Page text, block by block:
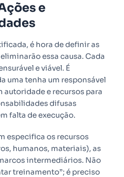
e
é hora de definir as
essa causa. Cada
e viável. É
uma tenha um responsável
autoridade e recursos para
difusas
falta de execução.
especifica os recursos
humanos, materiais), as
intermediários. Não
treinamento”; é preciso